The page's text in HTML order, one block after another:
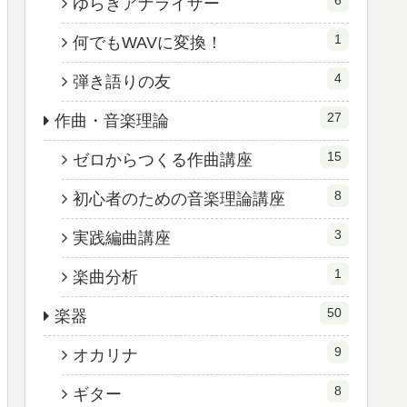
何でもWAVに変換！ 1
弾き語りの友 4
作曲・音楽理論 27
ゼロからつくる作曲講座 15
初心者のための音楽理論講座 8
実践編曲講座 3
楽曲分析 1
楽器 50
オカリナ 9
ギター 8